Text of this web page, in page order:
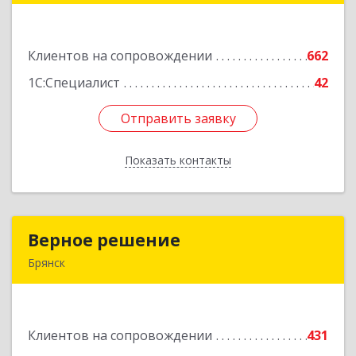
Клиентов на сопровождении
662
1С:Специалист
42
Отправить заявку
Показать контакты
Подробнее
Отправить заявку
Назад
Верное решение
Брянск
Клиентов на сопровождении
431
Верное решение
Подробнее